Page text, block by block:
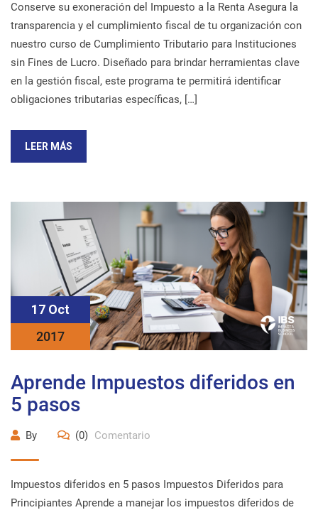
Conserve su exoneración del Impuesto a la Renta Asegura la
transparencia y el cumplimiento fiscal de tu organización con
nuestro curso de Cumplimiento Tributario para Instituciones
sin Fines de Lucro. Diseñado para brindar herramientas clave
en la gestión fiscal, este programa te permitirá identificar
obligaciones tributarias específicas, […]
LEER MÁS
17 Oct
2017
Aprende Impuestos diferidos en
5 pasos
By (0) Comentario
Impuestos diferidos en 5 pasos Impuestos Diferidos para
Principiantes Aprende a manejar los impuestos diferidos de